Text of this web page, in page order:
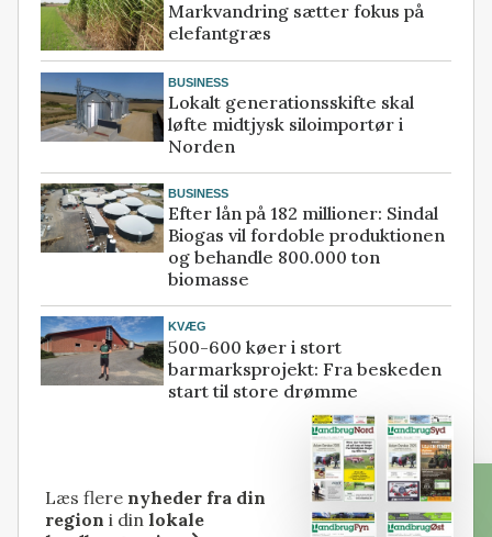
Markvandring sætter fokus på
elefantgræs
BUSINESS
Lokalt generationsskifte skal
løfte midtjysk siloimportør i
Norden
BUSINESS
Efter lån på 182 millioner: Sindal
Biogas vil fordoble produktionen
og behandle 800.000 ton
biomasse
KVÆG
500-600 køer i stort
barmarksprojekt: Fra beskeden
start til store drømme
Læs flere nyheder fra din
region i dinlokale